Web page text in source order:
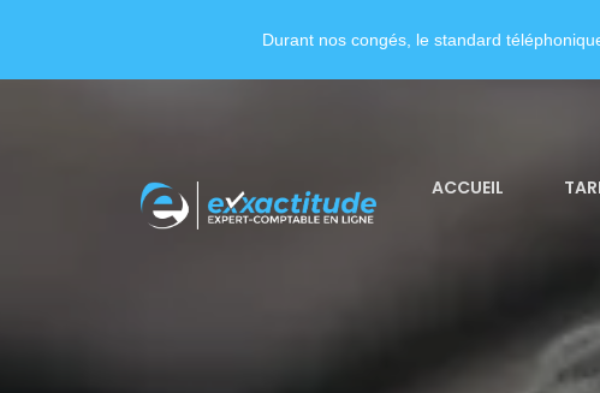
ACCUEIL
Durant nos congés, le standard